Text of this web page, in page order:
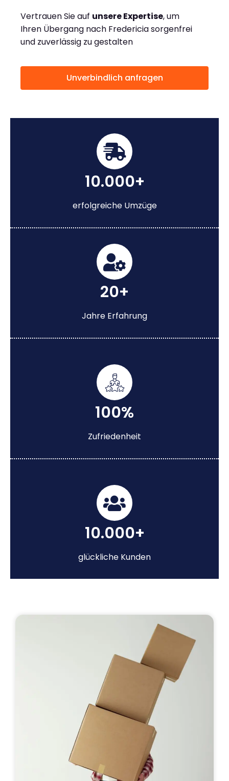
Vertrauen Sie auf unsere Expertise, um
Ihren Übergang nach Fredericia sorgenfrei
und zuverlässig zu gestalten
Unverbindlich anfragen
10.000+
erfolgreiche Umzüge
20+
Jahre Erfahrung
100%
Zufriedenheit
10.000+
glückliche Kunden